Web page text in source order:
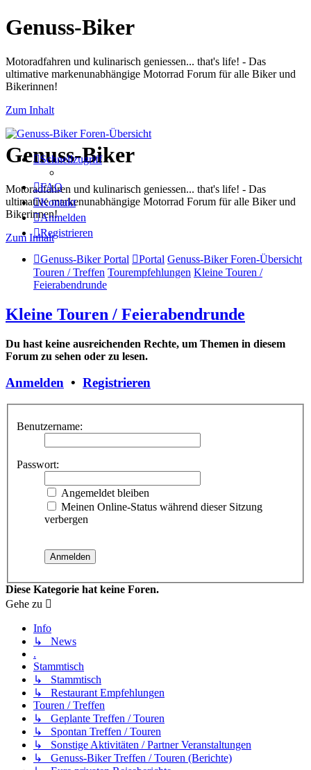
Genuss-Biker
Motoradfahren und kulinarisch geniessen... that's life! - Das
ultimative markenunabhängige Motorrad Forum für alle Biker und
Bikerinnen!
Zum Inhalt
Genuss-Biker
Motoradfahren und kulinarisch geniessen... that's life! - Das
ultimative markenunabhängige Motorrad Forum für alle Biker und
Bikerinnen!
Zum Inhalt
Schnellzugriff
FAQ
Kontakt
Anmelden
Registrieren
Genuss-Biker Portal Portal Genuss-Biker Foren-Übersicht
Touren / Treffen Tourempfehlungen Kleine Touren /
Feierabendrunde
Kleine Touren / Feierabendrunde
Du hast keine ausreichenden Rechte, um Themen in diesem
Forum zu sehen oder zu lesen.
Anmelden • Registrieren
Benutzername:
Passwort:
Angemeldet bleiben
Meinen Online-Status während dieser Sitzung
verbergen
Diese Kategorie hat keine Foren.
Gehe zu
Info
↳ News
.
Stammtisch
↳ Stammtisch
↳ Restaurant Empfehlungen
Touren / Treffen
↳ Geplante Treffen / Touren
↳ Spontan Treffen / Touren
↳ Sonstige Aktivitäten / Partner Veranstaltungen
↳ Genuss-Biker Treffen / Touren (Berichte)